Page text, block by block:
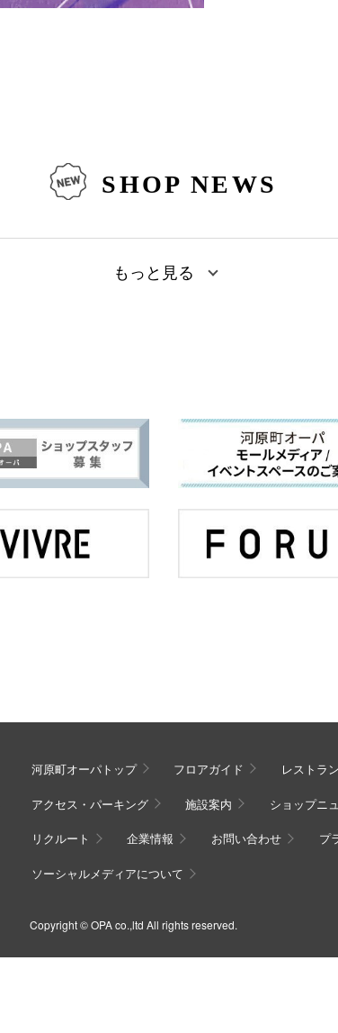
SHOP NEWS
もっと見る
河原町オーパトップ フロアガイド レストラ
アクセス・パーキング 施設案内 ショップニ
リクルート 企業情報 お問い合わせ プ
ソーシャルメディアについて
Copyright © OPA co.,ltd All rights reserved.